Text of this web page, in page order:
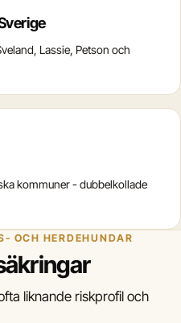
Lassie, Petson och
kommuner - dubbelkollade
OCH HERDEHUNDAR
liknande riskprofil och